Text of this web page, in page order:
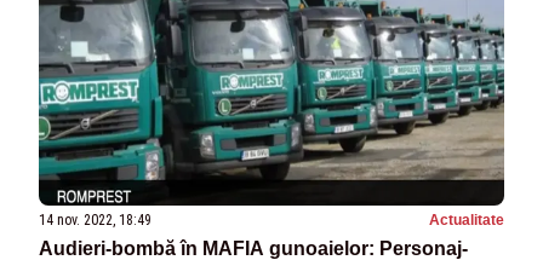
14 nov. 2022, 18:49 Actualitate
Audieri-bombă în MAFIA gunoaielor: Personaj-